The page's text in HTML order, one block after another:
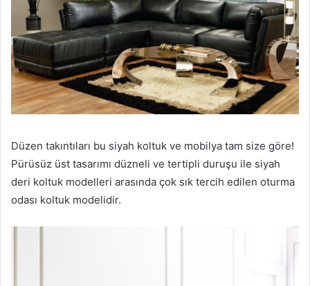
Düzen takıntıları bu siyah koltuk ve mobilya tam size göre!
Pürüsüz üst tasarımı düzneli ve tertipli duruşu ile siyah
deri koltuk modelleri arasında çok sık tercih edilen oturma
odası koltuk modelidir.